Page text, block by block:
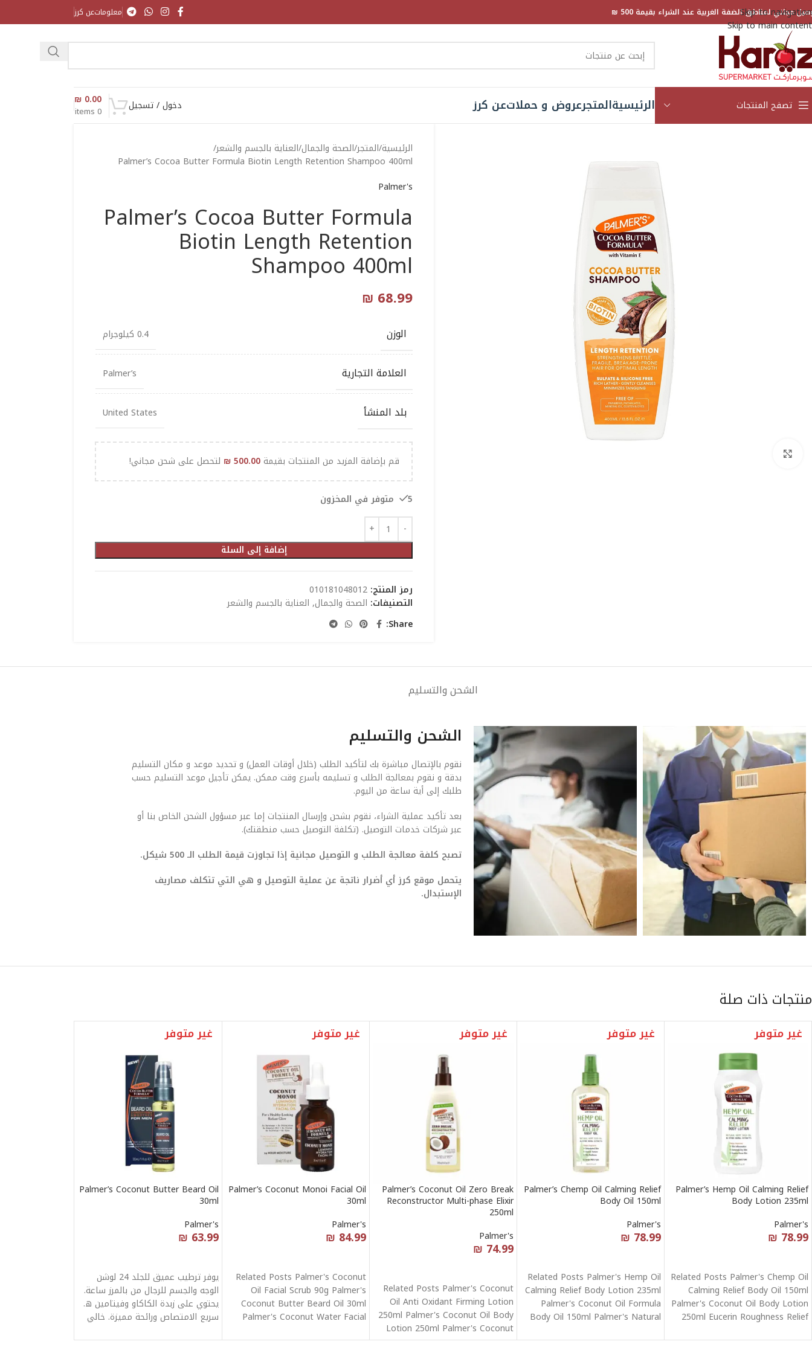
Skip to navigation
Skip to main content
مجاني لمناطق الضفة الغربية عند الشراء بقيمة 500 ₪ معلوماتعن كرز
تصفح المنتجات الرئيسيةالمتجرعروض و حملاتعن كرز دخول / تسجيل 0
items
₪ 0.00
الرئيسية المتجرالصحة والجمالالعناية بالجسم والشعر
Palmer’s Cocoa Butter Formula Biotin Length Retention Shampoo 400ml
Palmer's
Palmer’s Cocoa Butter Formula
Biotin Length Retention
Shampoo 400ml
₪ 68.99
الوزن 0.4 كيلوجرام
العلامة التجارية Palmer’s
بلد المنشأ United States
قم بإضافة المزيد من المنتجات بقيمة ₪500.00 لتحصل على شحن مجاني!
5 متوفر في المخزون
إضافة إلى السلة
رمز المنتج: 010181048012
التصنيفات: الصحة والجمال, العناية بالجسم والشعر
Share:
الشحن والتسليم
الشحن والتسليم
نقوم بالإتصال مباشرة بك لتأكيد الطلب (خلال أوقات العمل) و تحديد موعد و مكان التسليم
بدقة و نقوم بمعالجة الطلب و تسليمه بأسرع وقت ممكن. يمكن تأجيل موعد التسليم حسب
طلبك إلى أية ساعة من اليوم.
بعد تأكيد عملية الشراء، نقوم بشحن وإرسال المنتجات إما عبر مسؤول الشحن الخاص بنا أو
عبر شركات خدمات التوصيل. (تكلفة التوصيل حسب منطقتك).
تصبح كلفة معالجة الطلب و التوصيل مجانية إذا تجاوزت قيمة الطلب الـ 500 شيكل.
يتحمل موقع كرز أي أضرار ناتجة عن عملية التوصيل و هي التي تتكلف مصاريف
الإستبدال.
منتجات ذات صلة
غير متوفر
Palmer’s Hemp Oil Calming Relief
Body Lotion 235ml
Palmer's
₪ 78.99
Related Posts Palmer's Chemp Oil
Calming Relief Body Oil 150ml
Palmer's Coconut Oil Body Lotion
250ml Eucerin Roughness Relief
غير متوفر
Palmer’s Chemp Oil Calming Relief
Body Oil 150ml
Palmer's
₪ 78.99
Related Posts Palmer's Hemp Oil
Calming Relief Body Lotion 235ml
Palmer's Coconut Oil Formula
Body Oil 150ml Palmer's Natural
غير متوفر
Palmer’s Coconut Oil Zero Break
Reconstructor Multi-phase Elixir
250ml
Palmer's
₪ 74.99
Related Posts Palmer's Coconut
Oil Anti Oxidant Firming Lotion
250ml Palmer's Coconut Oil Body
Lotion 250ml Palmer's Coconut
Oil Formula
غير متوفر
Palmer’s Coconut Monoi Facial Oil
30ml
Palmer's
₪ 84.99
Related Posts Palmer's Coconut
Oil Facial Scrub 90g Palmer's
Coconut Butter Beard Oil 30ml
Palmer's Coconut Water Facial
غير متوفر
Palmer’s Coconut Butter Beard Oil
30ml
Palmer's
₪ 63.99
يوفر ترطيب عميق للجلد 24 لوشن
الوجه والجسم للرجال من بالمرز ساعة.
يحتوي على زبدة الكاكاو وفيتامين ه.
سريع الامتصاص ورائحة مميزة. خالي
المعدنية.